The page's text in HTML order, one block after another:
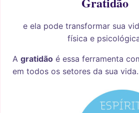
e ela pode transformar sua
física e
A gratidão é essa ferramenta
em todos os setores da sua vida.